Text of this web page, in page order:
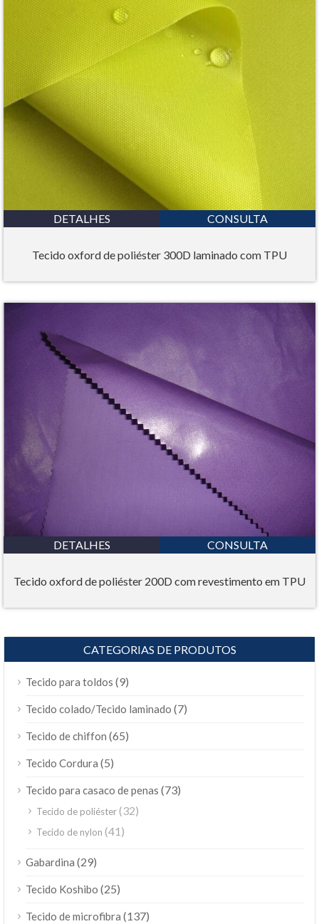
DETALHES CONSULTA
Tecido oxford de poliéster 300D laminado com TPU
DETALHES CONSULTA
Tecido oxford de poliéster 200D com revestimento em TPU
CATEGORIAS DE PRODUTOS
Tecido para toldos (9)
Tecido colado/Tecido laminado (7)
Tecido de chiffon (65)
Tecido Cordura (5)
Tecido para casaco de penas (73)
Tecido de poliéster(32)
Tecido de nylon (41)
Gabardina (29)
Tecido Koshibo (25)
Tecido de microfibra (137)